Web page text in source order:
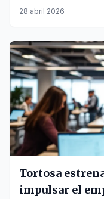
estudios de Medicina
28 abril 2026
Tortosa
impulsar el